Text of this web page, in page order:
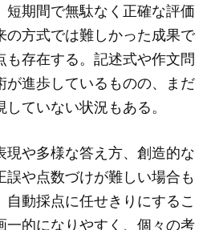
短期間で無駄なく正確な評価
の方式では難しかった成果で
も存在する。記述式や作文問
が進歩しているものの、まだ
ていない状況もある。
現や多様な答え方、創造的な
誤や点数づけが難しい場合も
自動採点に任せきりにするこ
一的になりやすく、個々の考